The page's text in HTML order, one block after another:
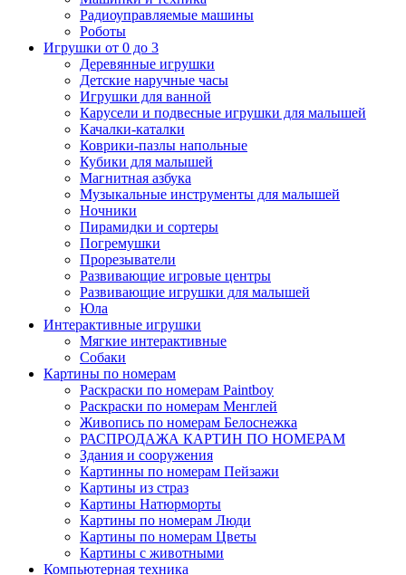
Радиоуправляемые машины
Роботы
Игрушки от 0 до 3
Деревянные игрушки
Детские наручные часы
Игрушки для ванной
Карусели и подвесные игрушки для малышей
Качалки-каталки
Коврики-пазлы напольные
Кубики для малышей
Магнитная азбука
Музыкальные инструменты для малышей
Ночники
Пирамидки и сортеры
Погремушки
Прорезыватели
Развивающие игровые центры
Развивающие игрушки для малышей
Юла
Интерактивные игрушки
Мягкие интерактивные
Собаки
Картины по номерам
Раскраски по номерам Paintboy
Раскраски по номерам Менглей
Живопись по номерам Белоснежка
РАСПРОДАЖА КАРТИН ПО НОМЕРАМ
Здания и сооружения
Картинны по номерам Пейзажи
Картины из страз
Картины Натюрморты
Картины по номерам Люди
Картины по номерам Цветы
Картины с животными
Компьютерная техника